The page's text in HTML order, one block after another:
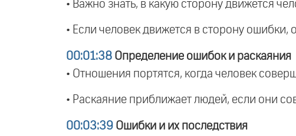
• Важно знать, в какую сторону движется
• Если человек движется в сторону
00:01:38 Определение ошибок и раскаяния
• Отношения портятся, когда человек
• Раскаяние приближает людей, если они
00:03:39 Ошибки и их последствия